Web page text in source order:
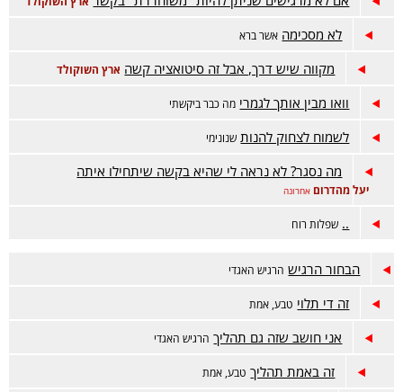
לא מסכימה אשר ברא
מקווה שיש דרך, אבל זה סיטואציה קשה ארץ השוקולד
וואו מבין אותך לגמרי מה כבר ביקשתי
לשמוח לצחוק להנות שנונימי
מה נסגר? לא נראה לי שהיא בקשה שיתחילו איתה
יעל מהדרום אחרונה
.. שפלות רוח
הבחור הרגיש הרגיש האגדי
זה די תלוי טבע, אמת
אני חושב שזה גם תהליך הרגיש האגדי
זה באמת תהליך טבע, אמת